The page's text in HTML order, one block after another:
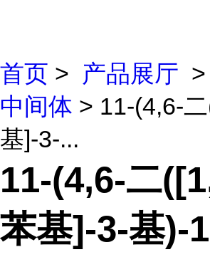
首页 > 产品展厅 >
中间体 > 11-(4,6-
基]-3-...
11-(4,6-二
苯基]-3-基)-